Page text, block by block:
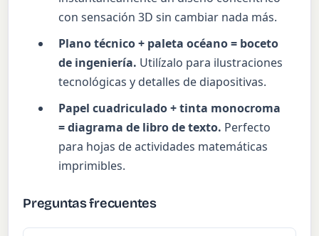
con sensación 3D sin cambiar nada más.
Plano técnico + paleta océano = boceto
de ingeniería. Utilízalo para ilustraciones
tecnológicas y detalles de diapositivas.
Papel cuadriculado + tinta monocroma
= diagrama de libro de texto. Perfecto
para hojas de actividades matemáticas
imprimibles.
Preguntas frecuentes